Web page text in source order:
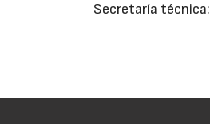
Secretaría técnica: